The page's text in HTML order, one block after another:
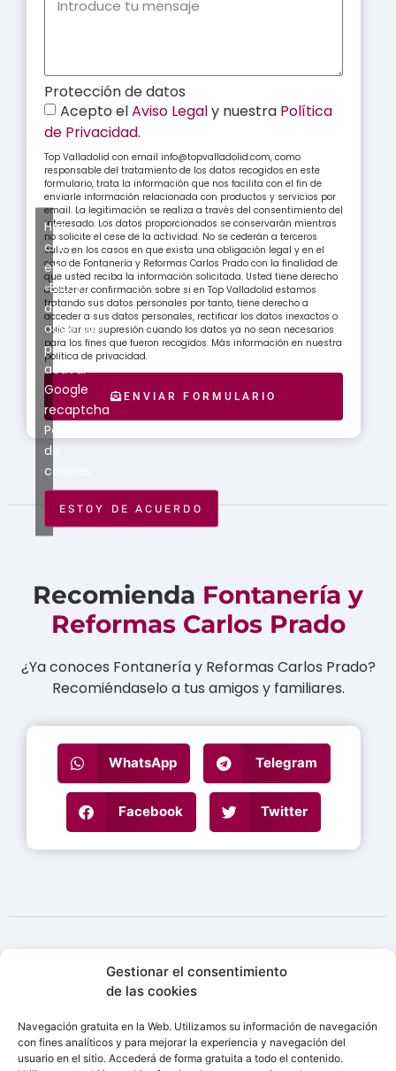
Gestionar el consentimiento
de las cookies
Navegación gratuita en la Web. Utilizamos su información de navegación
con fines analíticos y para mejorar la experiencia y navegación del
usuario en el sitio. Accederá de forma gratuita a todo el contenido.
Protección de datos
Acepto elAviso Legaly nuestra Política
de Privacidad.
Top Valladolid con email info@topvalladolid.com, como
responsable del tratamiento de los datos recogidos en este
formulario, trata la información que nos facilita con el fin de
enviarle información relacionada con productos y servicios por
email. La legitimación se realiza a través del consentimiento del
interesado. Los datos proporcionados se conservarán mientras
no solicite el cese de la actividad. No se cederán a terceros
salvo en los casos en que exista una obligación legal y en el
caso de Fontanería y Reformas Carlos Prado con la finalidad de
que usted reciba la información solicitada. Usted tiene derecho
a obtener confirmación sobre si en Top Valladolid estamos
tratando sus datos personales por tanto, tiene derecho a
acceder a sus datos personales, rectificar los datos inexactos o
solicitar su supresión cuando los datos ya no sean necesarios
para los fines que fueron recogidos. Más información en nuestra
política de privacidad.
Haz
clic
en
«Estoy
de
acuerdo»
para
activar
Google
recaptcha
Política
de
cookies
ESTOY DE ACUERDO
ENVIAR FORMULARIO
Recomienda Fontanería y
Reformas Carlos Prado
¿Ya conoces Fontanería y Reformas Carlos Prado?
Recomiéndaselo a tus amigos y familiares.
WhatsApp Telegram
Facebook Twitter
Otros negocios de
Valladolid
Descubre algunos de los negocios listados en Top